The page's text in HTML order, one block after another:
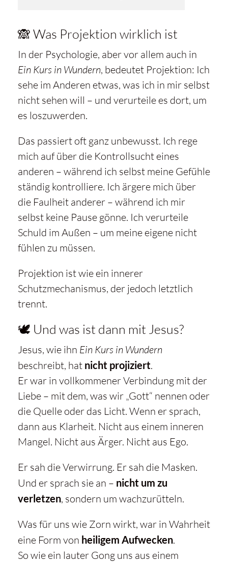
🙈 Was Projektion wirklich ist
In der Psychologie, aber vor allem auch in
Ein Kurs in Wundern, bedeutet Projektion: Ich
sehe im Anderen etwas, was ich in mir selbst
nicht sehen will – und verurteile es dort, um
es loszuwerden.
Das passiert oft ganz unbewusst. Ich rege
mich auf über die Kontrollsucht eines
anderen – während ich selbst meine Gefühle
ständig kontrolliere. Ich ärgere mich über
die Faulheit anderer – während ich mir
selbst keine Pause gönne. Ich verurteile
Schuld im Außen – um meine eigene nicht
fühlen zu müssen.
Projektion ist wie ein innerer
Schutzmechanismus, der jedoch letztlich
trennt.
🕊️ Und was ist dann mit Jesus?
Jesus, wie ihn Ein Kurs in Wundern
beschreibt, hat nicht projiziert.
Er war in vollkommener Verbindung mit der
Liebe – mit dem, was wir „Gott“ nennen oder
die Quelle oder das Licht. Wenn er sprach,
dann aus Klarheit. Nicht aus einem inneren
Mangel. Nicht aus Ärger. Nicht aus Ego.
Er sah die Verwirrung. Er sah die Masken.
Und er sprach sie an – nicht um zu
verletzen, sondern um wachzurütteln.
Was für uns wie Zorn wirkt, war in Wahrheit
eine Form von heiligem Aufwecken.
So wie ein lauter Gong uns aus einem